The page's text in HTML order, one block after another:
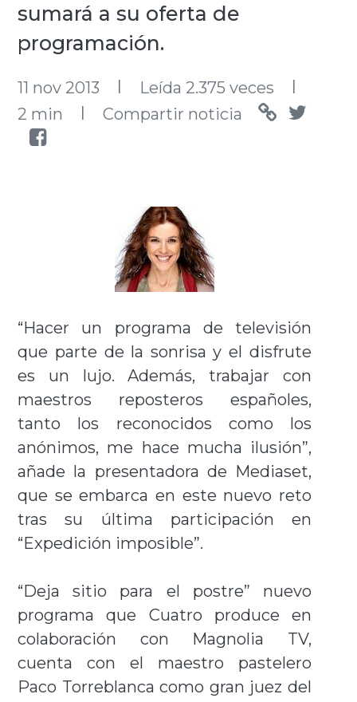
sumará a su oferta de
programación.
11 nov 2013 l Leída 2.375 veces l
2 min l Compartir noticia
“Hacer un programa de televisión
que parte de la sonrisa y el disfrute
es un lujo. Además, trabajar con
maestros reposteros españoles,
tanto los reconocidos como los
anónimos, me hace mucha ilusión”,
añade la presentadora de Mediaset,
que se embarca en este nuevo reto
tras su última participación en
“Expedición imposible”.
“Deja sitio para el postre” nuevo
programa que Cuatro produce en
colaboración con Magnolia TV,
cuenta con el maestro pastelero
Paco Torreblanca como gran juez del